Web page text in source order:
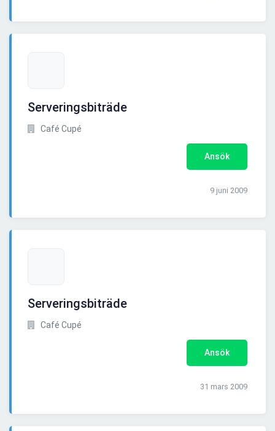
Serveringsbiträde
Café Cupé
Ansök
9 juni 2009
Serveringsbiträde
Café Cupé
Ansök
31 mars 2009